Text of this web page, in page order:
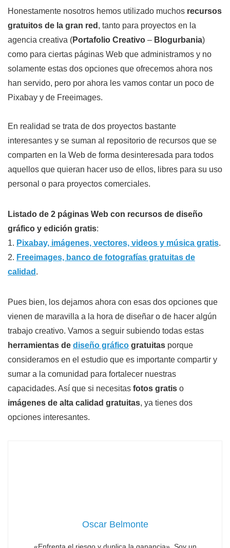
Honestamente nosotros hemos utilizado muchos recursos
gratuitos de la gran red , tanto para proyectos en la
agencia creativa (Portafolio Creativo – Blogurbania)
como para ciertas páginas Web que administramos y no
solamente estas dos opciones que ofrecemos ahora nos
han servido, pero por ahora les vamos contar un poco de
Pixabay y de Freeimages.
En realidad se trata de dos proyectos bastante
interesantes y se suman al repositorio de recursos que se
comparten en la Web de forma desinteresada para todos
aquellos que quieran hacer uso de ellos, libres para su uso
personal o para proyectos comerciales.
Listado de 2 páginas Web con recursos de diseño
gráfico y edición gratis:
1. Pixabay, imágenes, vectores, videos y música gratis.
2. Freeimages, banco de fotografías gratuitas de
calidad .
Pues bien, los dejamos ahora con esas dos opciones que
vienen de maravilla a la hora de diseñar o de hacer algún
trabajo creativo. Vamos a seguir subiendo todas estas
herramientas de diseño gráfico gratuitas porque
consideramos en el estudio que es importante compartir y
sumar a la comunidad para fortalecer nuestras
capacidades. Así que si necesitas fotos gratis o
imágenes de alta calidad gratuitas, ya tienes dos
opciones interesantes.
Oscar Belmonte
«Enfrenta el riesgo y duplica la ganancia». Soy un